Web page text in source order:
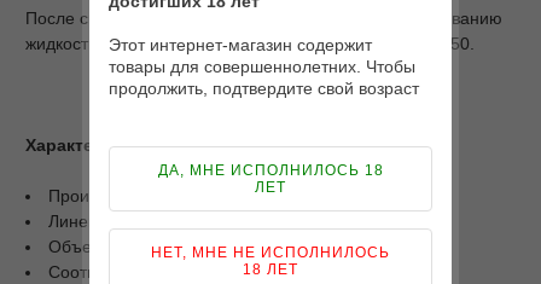
После смешивания Вы получаете готовую к использованию
жидкость объемом 30 мл и соотношением PG/VG 50/50.
Характеристики
Производитель: Octolab;
Линейка: Octobar Prime;
Объем: 30 мл;
Соотношение PG/VG: 50/50;
Этот интернет-магазин содержит
товары для совершеннолетних. Чтобы
продолжить, подтвердите свой возраст
ДА, МНЕ ИСПОЛНИЛОСЬ 18
ЛЕТ
НЕТ, МНЕ НЕ ИСПОЛНИЛОСЬ
18 ЛЕТ